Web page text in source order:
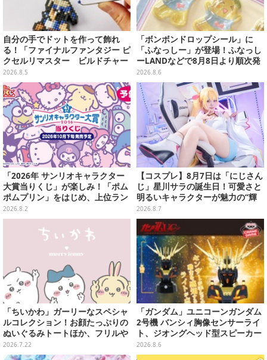
自分の手でドットを作って飾れ
る！「ファイナルファンタジー ピ
クセルリマスター ビルドチャー
ムコレクション Vol.3」が予約
開始
2026.8.5
「ボンボンドロップシール」に
「ふなっしー」が登場！ふなっし
ーLANDなどで8月8日より順次発
売
2026.8.6
「2026年 サンリオキャラクター
大賞当りくじ」が楽しみ！「ポム
ポムプリン」をはじめ、上位ラン
クインが登場するスペシャル企画
2026.8.2
【コスプレ】8月7日は「にじさん
じ」星川サラの誕生日！可愛さと
明るいキャラクターが魅力の“輝
く一番星”な美女レイヤーまとめ
【写真40枚】
2026.8.7
「ちいかわ」ガーリーなスペシャ
ルコレクション！お顔たっぷりの
ぬいぐるみトートほか、フリルや
リボンが可愛いTシャツなどが発
売
2026.7.22
「ガンダム」ユニコーンガンダム
2号機 バンシィ胸像センサーライ
ト、ジオングヘッド型スピーカー
が順次プライズ展開！
2026.8.6